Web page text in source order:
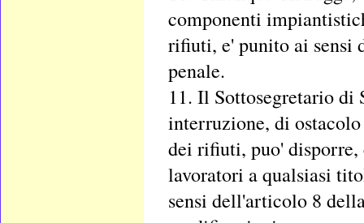
componenti
rifiuti, e' punito ai sensi
penale.
11. Il Sottosegretario
interruzione, di
dei rifiuti, puo' disporre,
lavoratori a qualsiasi
sensi dell'articolo 8